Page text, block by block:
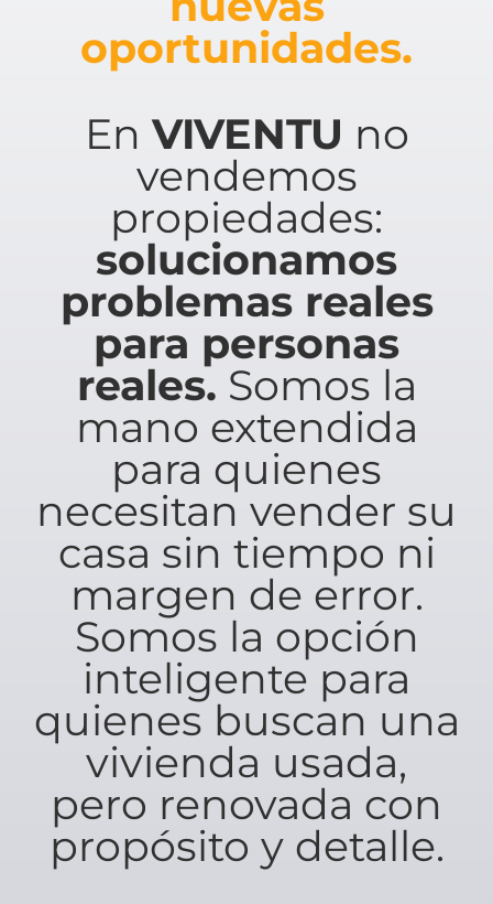
oportunidades.
EnVIVENTU no
vendemos
propiedades:
solucionamos
problemas reales
para personas
reales. Somos la
mano extendida
para quienes
necesitan vender su
casa sin tiempo ni
margen de error.
Somos la opción
inteligente para
quienes buscan una
vivienda usada,
pero renovada con
propósito y detalle.